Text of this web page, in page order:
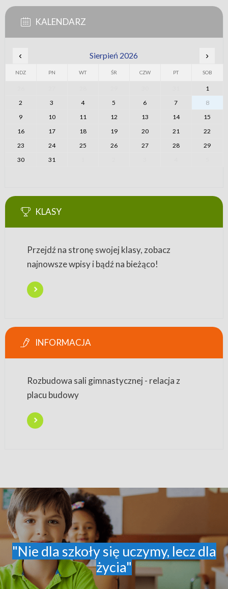
KALENDARZ
‹ Sierpień 2026 ›
NDZ PN WT ŚR CZW PT SOB
1
2
3 4 5 6 7
8
9
10 11 12 13 14
15
16
17 18 19 20 21
22
23
24 25 26 27 28
29
30
31
KLASY
Przejdź na stronę swojej klasy, zobacz
najnowsze wpisy i bądź na bieżąco!
INFORMACJA
Rozbudowa sali gimnastycznej - relacja z
placu budowy
"Nie dla szkoły się uczymy, lecz dla
życia"